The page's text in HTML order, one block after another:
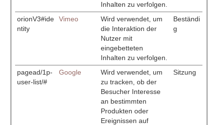
Inhalten zu verfolgen.
orionV3#ide
ntity
Vimeo
Wird verwendet, um
die Interaktion der
Nutzer mit
eingebetteten
Inhalten zu verfolgen.
Beständi
g
pagead/1p-
user-list/#
Google
Wird verwendet, um
zu tracken, ob der
Besucher Interesse
an bestimmten
Produkten oder
Ereignissen auf
Sitzung